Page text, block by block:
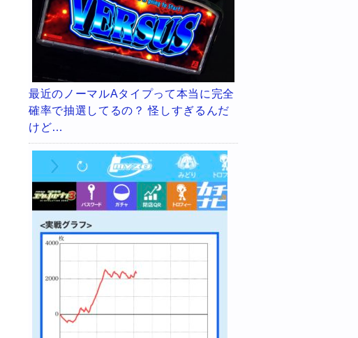
最近のノーマルAタイプって本当に完全
確率で抽選してるの？ 怪しすぎるんだ
けど…